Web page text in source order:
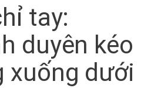
tay:
duyên kéo
xuống dưới